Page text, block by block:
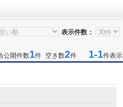
表示件数：
公開件数1件 空き数2件 1-1件表示